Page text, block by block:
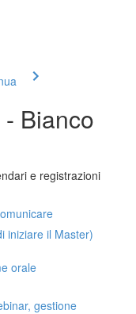
Bianco
e registrazioni
iniziare il Master)
orale
gestione